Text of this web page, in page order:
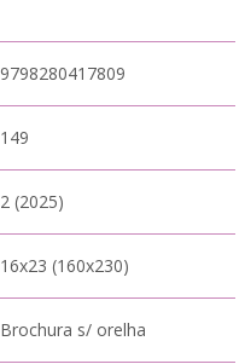
9798280417809
149
2 (2025)
16x23 (160x230)
Brochura s/ orelha